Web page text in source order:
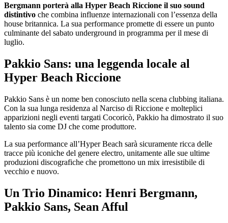
Bergmann porterà alla Hyper Beach Riccione il suo sound
distintivo che combina influenze internazionali con l’essenza della
house britannica. La sua performance promette di essere un punto
culminante del sabato underground in programma per il mese di
luglio.
Pakkio Sans: una leggenda locale al
Hyper Beach Riccione
Pakkio Sans è un nome ben conosciuto nella scena clubbing italiana.
Con la sua lunga residenza al Narciso di Riccione e molteplici
apparizioni negli eventi targati Cocoricò, Pakkio ha dimostrato il suo
talento sia come DJ che come produttore.
La sua performance all’Hyper Beach sarà sicuramente ricca delle
tracce più iconiche del genere electro, unitamente alle sue ultime
produzioni discografiche che promettono un mix irresistibile di
vecchio e nuovo.
Un Trio Dinamico: Henri Bergmann,
Pakkio Sans, Sean Afful